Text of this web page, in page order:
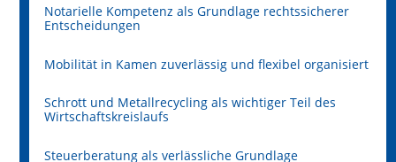
Notarielle Kompetenz als Grundlage rechtssicherer
Entscheidungen
Mobilität in Kamen zuverlässig und flexibel organisiert
Schrott und Metallrecycling als wichtiger Teil des
Wirtschaftskreislaufs
Steuerberatung als verlässliche Grundlage